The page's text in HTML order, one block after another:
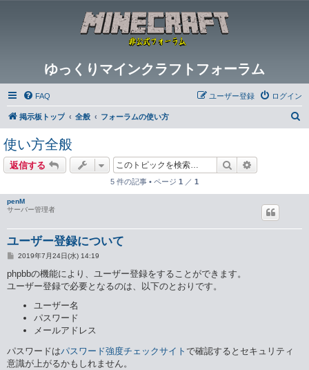
ゆっくりマインクラフトフォーラム
FAQ ログイン
ユーザー登録
掲示板トップ 全般 フォーラムの使い方
使い方全般
返信する 検索
5 件の記事 • ページ 1 ／ 1
penM
サーバー管理者
ユーザー登録について
投
記
事
2019年7月24日(水) 14:19
phpbbの機能により、ユーザー登録をすることができます。
ユーザー登録で必要となるのは、以下のとおりです。
ユーザー名
パスワード
メールアドレス
パスワードはパスワード強度チェックサイト で確認するとセキュリティ
意識が上がるかもしれません。